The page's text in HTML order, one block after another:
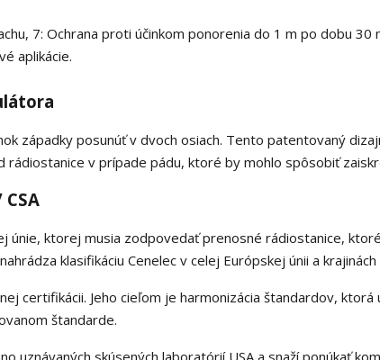
7: Ochrana proti účinkom ponorenia do 1 m po dobu 30
aplikácie.
západky posunúť v dvoch osiach. Tento patentovaný
rádiostanice v prípade pádu, ktoré by mohlo spôsobiť
únie, ktorej musia zodpovedať prenosné rádiostanice,
klasifikáciu Cenelec v celej Európskej únii a krajinách
certifikácii. Jeho cieľom je harmonizácia štandardov, ktorá
štandarde.